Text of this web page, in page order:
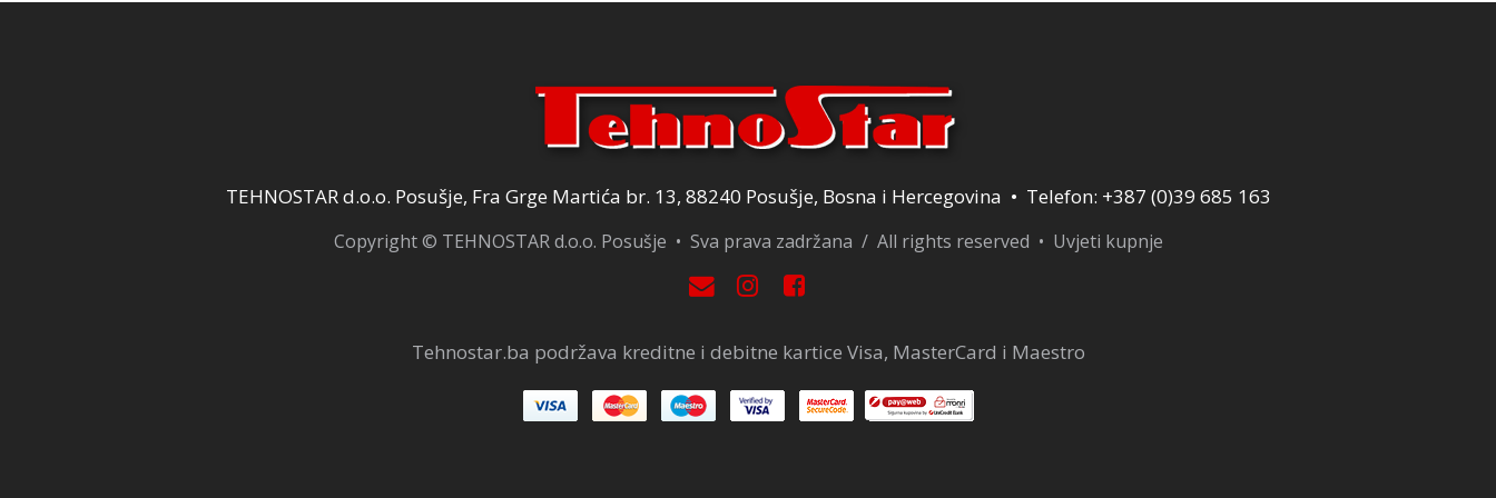
TEHNOSTAR d.o.o. Posušje, Fra Grge Martića br. 13, 88240 Posušje, Bosna i Hercegovina • Telefon: +387 (0)39 685 163
Copyright © TEHNOSTAR d.o.o. Posušje • Sva prava zadržana / All rights reserved • Uvjeti kupnje
Tehnostar.ba podržava kreditne i debitne kartice Visa, MasterCard i Maestro